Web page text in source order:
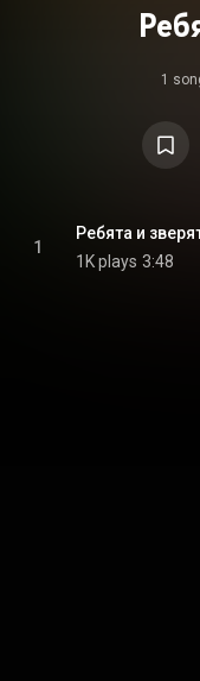
1
1
Ребята и
1K plays 3:48